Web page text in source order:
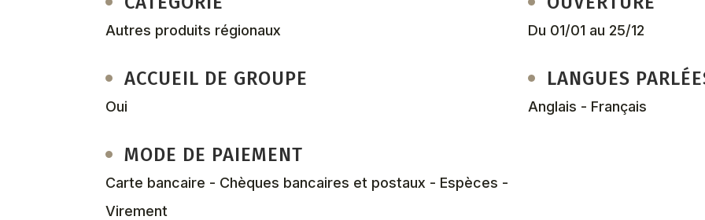
Autres produits régionaux Du 01/01 au 25/12
ACCUEIL DE GROUPE
Oui
LANGUES
Anglais - Français
MODE DE PAIEMENT
Carte bancaire - Chèques bancaires et postaux - Espèces -
Virement